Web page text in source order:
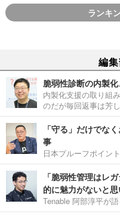
ランキ
編
脆弱性診断の内製
内製化支援の取り組
のだが毎回返事は芳
「守る」だけでな
事
日本プルーフポイン
「脆弱性管理はレ
的に魅力がないと
Tenable 阿部淳平が